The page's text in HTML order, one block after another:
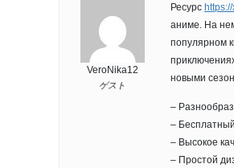
VeroNika12
ゲスト
Ресурс
аниме. На
популярном
новыми
–
–
– Высокое
– Простой